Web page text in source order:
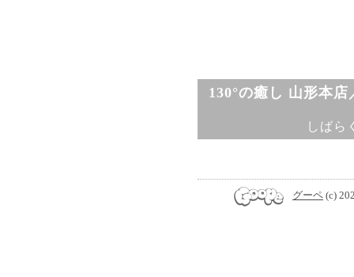
130°の癒し 山形本
しばら
グーペ (c)